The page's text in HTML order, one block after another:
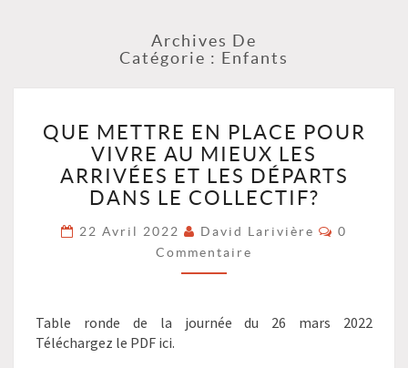
Archives De
Catégorie : Enfants
METTRE
EN
PLACE
POUR
AU
MIEUX
LES
ET
LES
QUE METTRE EN PLACE POUR
VIVRE AU MIEUX LES
ARRIVÉES ET LES DÉPARTS
DANS LE COLLECTIF?
22 Avril 2022 David Larivière
0
Commentaire
Table ronde de la journée du 26 mars 2022
Téléchargez le PDF ici.